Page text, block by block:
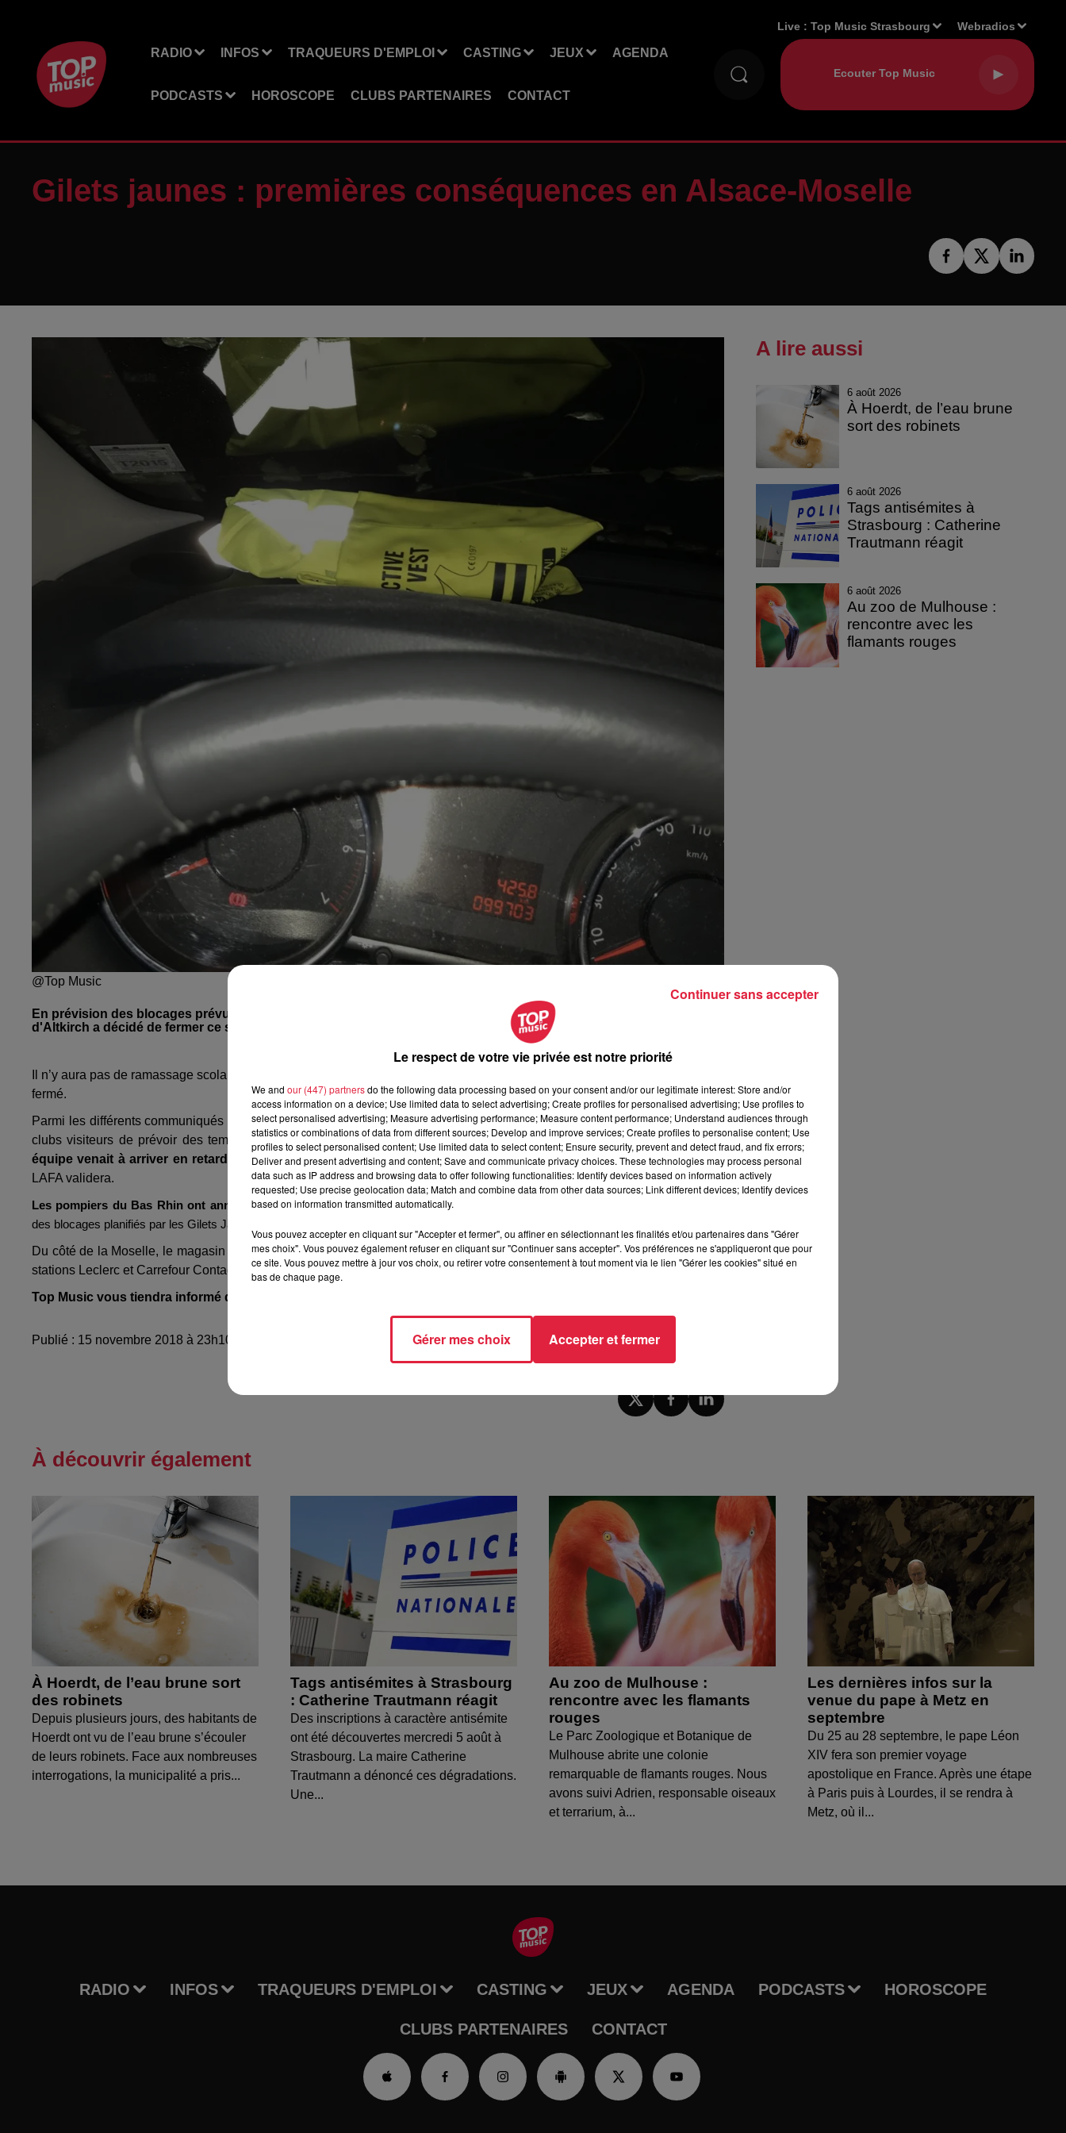
RADIO INFOS TRAQUEURS D'EMPLOI CASTING JEUX AGENDA
PODCASTS HOROSCOPE CLUBS PARTENAIRES CONTACT
Live :Top Music Strasbourg Webradios
Gilets jaunes : premières conséquences en Alsace-Moselle
@Top Music
En prévision des blocages prévus dans la région, des organisateurs annulent des événements. Le lycée Henner
d'Altkirch a décidé de fermer ce samedi 17 novembre.
Il n’y aura pas de ramassage scolaire samedi à Altkirch, a précisé la Région Grand Est. Le lycée Henner restera d'ailleurs
fermé.
Parmi les différents communiqués reçus, notons celui de la Ligue de football du district d'Alsace. LaLAFA a demandé aux
clubs visiteurs de prévoir des temps de déplacement supérieurs et appelle les arbitres àun peu de clémence si une
équipe venait à arriver en retard
. Si deux clubs devant jouer le samedi souhaitent reporter leur match au lendemain, la
LAFA validera.
Les pompiers du Bas Rhin ont annoncé qu’ils reportaient leur cross départemental initialement prévu ce samedi
des blocages planifiés par les Gilets Jaunes.
Du côté de la Moselle, le magasin Brico Marché et la station Leclerc Express de Phalsbourg seront fermés... Idem pour les
stations Leclerc et Carrefour Contact de Sarre-Union ainsi que la station service E.Leclerc Sarrebourg.
Top Music vous tiendra informé de la circulation toute la journée de samedi.
Publié : 15 novembre 2018 à 23h10 - Modifié : 10 mai 2021 à 10h45 Anne-Sophie Martin
A lire aussi
6 août 2026
À Hoerdt, de l’eau brune
sort des robinets
6 août 2026
Tags antisémites à
Strasbourg : Catherine
Trautmann réagit
6 août 2026
Au zoo de Mulhouse :
rencontre avec les
flamants rouges
À découvrir également
À Hoerdt, de l’eau brune sort
des robinets
Depuis plusieurs jours, des habitants de
Hoerdt ont vu de l’eau brune s’écouler
de leurs robinets. Face aux nombreuses
interrogations, la municipalité a pris...
Tags antisémites à Strasbourg
: Catherine Trautmann réagit
Des inscriptions à caractère antisémite
ont été découvertes mercredi 5 août à
Strasbourg. La maire Catherine
Trautmann a dénoncé ces dégradations.
Une...
Au zoo de Mulhouse :
rencontre avec les flamants
rouges
Le Parc Zoologique et Botanique de
Mulhouse abrite une colonie
remarquable de flamants rouges. Nous
avons suivi Adrien, responsable oiseaux
et terrarium, à...
Les dernières infos sur la
venue du pape à Metz en
septembre
Du 25 au 28 septembre, le pape Léon
XIV fera son premier voyage
apostolique en France. Après une étape
à Paris puis à Lourdes, il se rendra à
Metz, où il...
RADIO INFOS TRAQUEURS D'EMPLOI CASTING JEUX AGENDA PODCASTS HOROSCOPE
CLUBS PARTENAIRES CONTACT
Le respect de votre vie privée est notre priorité
We and our (447) partnersdo the following data processing based on your consent and/or our legitimate interest: Store and/or
access information on a device; Use limited data to select advertising; Create profiles for personalised advertising; Use profiles to
select personalised advertising; Measure advertising performance; Measure content performance; Understand audiences through
statistics or combinations of data from different sources; Develop and improve services; Create profiles to personalise content; Use
profiles to select personalised content; Use limited data to select content; Ensure security, prevent and detect fraud, and fix errors;
Deliver and present advertising and content; Save and communicate privacy choices. These technologies may process personal
data such as IP address and browsing data to offer following functionalities: Identify devices based on information actively
requested; Use precise geolocation data; Match and combine data from other data sources; Link different devices; Identify devices
based on information transmitted automatically.
Vous pouvez accepter en cliquant sur "Accepter et fermer", ou affiner en sélectionnant les finalités et/ou partenaires dans "Gérer
mes choix". Vous pouvez également refuser en cliquant sur "Continuer sans accepter". Vos préférences ne s'appliqueront que pour
ce site. Vous pouvez mettre à jour vos choix, ou retirer votre consentement à tout moment via le lien "Gérer les cookies" situé en
bas de chaque page.
Gérer mes choix Accepter et fermer
Continuer sans accepter